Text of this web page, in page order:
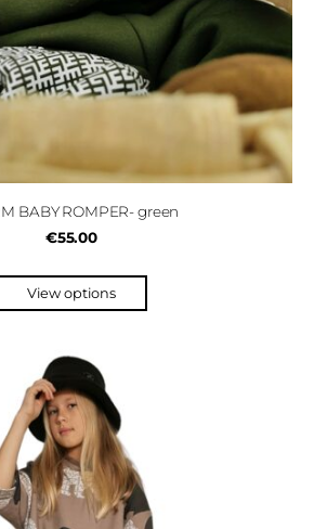
BABY ROMPER- green
€55.00
View options